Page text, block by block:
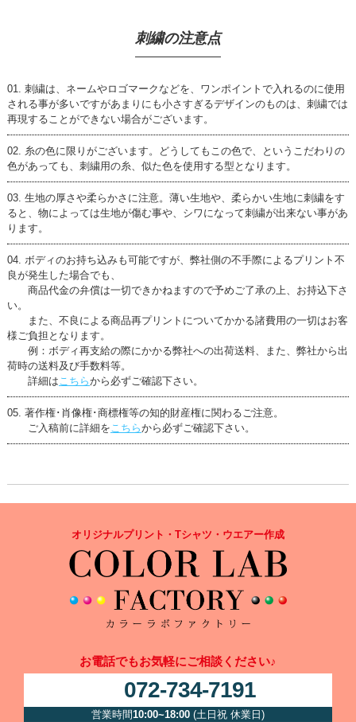
刺繍の注意点
刺繍は、ネームやロゴマークなどを、ワンポイントで入れるのに使用
される事が多いですがあまりにも小さすぎるデザインのものは、刺繍では
再現することができない場合がございます。
糸の色に限りがございます。どうしてもこの色で、というこだわりの
色があっても、刺繍用の糸、似た色を使用する型となります。
生地の厚さや柔らかさに注意。薄い生地や、柔らかい生地に刺繍をす
ると、物によっては生地が傷む事や、シワになって刺繍が出来ない事があ
ります。
ボディのお持ち込みも可能ですが、弊社側の不手際によるプリント不
良が発生した場合でも、
商品代金の弁償は一切できかねますので予めご了承の上、お持込下さ
い。
また、不良による商品再プリントについてかかる諸費用の一切はお客
様ご負担となります。
例：ボディ再支給の際にかかる弊社への出荷送料、また、弊社から出
荷時の送料及び手数料等。
詳細はこちらから必ずご確認下さい。
著作権･肖像権･商標権等の知的財産権に関わるご注意。
ご入稿前に詳細をこちらから必ずご確認下さい。
オリジナルプリント・Tシャツ・ウエアー作成
お電話でもお気軽にご相談ください♪
072-734-7191
営業時間10:00~18:00 (土日祝 休業日)